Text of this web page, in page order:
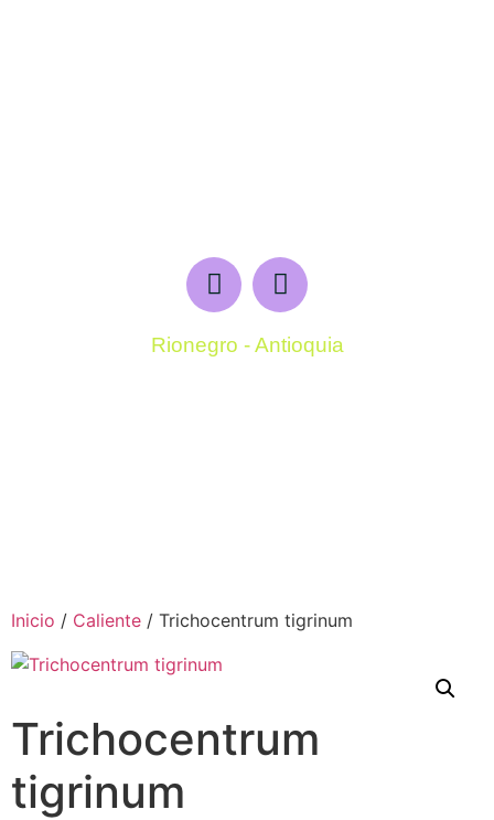
Rionegro - Antioquia
Inicio / Caliente / Trichocentrum tigrinum
Trichocentrum
tigrinum